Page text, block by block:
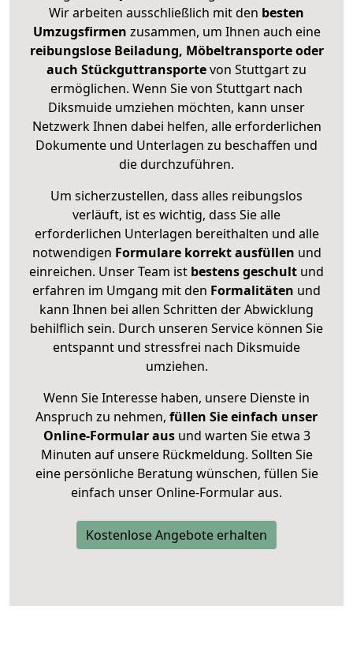
Wir arbeiten ausschließlich mit den besten
Umzugsfirmen zusammen, um Ihnen auch eine
reibungslose Beiladung, Möbeltransporte oder
auch Stückguttransportevon Stuttgart zu
ermöglichen. Wenn Sie von Stuttgart nach
Diksmuide umziehen möchten, kann unser
Netzwerk Ihnen dabei helfen, alle erforderlichen
Dokumente und Unterlagen zu beschaffen und
die durchzuführen.
Um sicherzustellen, dass alles reibungslos
verläuft, ist es wichtig, dass Sie alle
erforderlichen Unterlagen bereithalten und alle
notwendigen Formulare korrekt ausfüllen und
einreichen. Unser Team ist bestens geschult und
erfahren im Umgang mit den Formalitäten und
kann Ihnen bei allen Schritten der Abwicklung
behilflich sein. Durch unseren Service können Sie
entspannt und stressfrei nach Diksmuide
umziehen.
Wenn Sie Interesse haben, unsere Dienste in
Anspruch zu nehmen, füllen Sie einfach unser
Online-Formular ausund warten Sie etwa 3
Minuten auf unsere Rückmeldung. Sollten Sie
eine persönliche Beratung wünschen, füllen Sie
einfach unser Online-Formular aus.
Kostenlose Angebote erhalten